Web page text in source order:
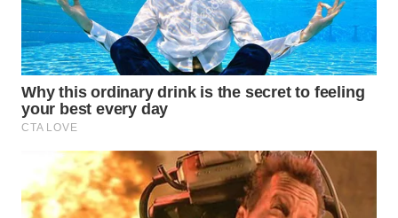
SAMOSIR
WN
PADANG
LAWAS
WN
SUMEDANG
WN